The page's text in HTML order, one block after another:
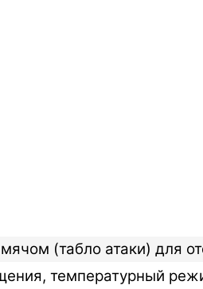
(табло атаки) для
температурный